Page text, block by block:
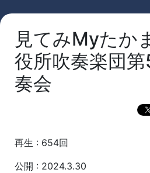
見てみMyたか
役所吹奏楽団
奏会
再生 : 654回
公開 : 2024.3.30